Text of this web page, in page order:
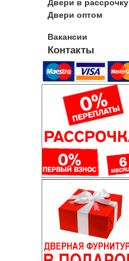
Двери в рассрочку
Двери оптом
Вакансии
Контакты